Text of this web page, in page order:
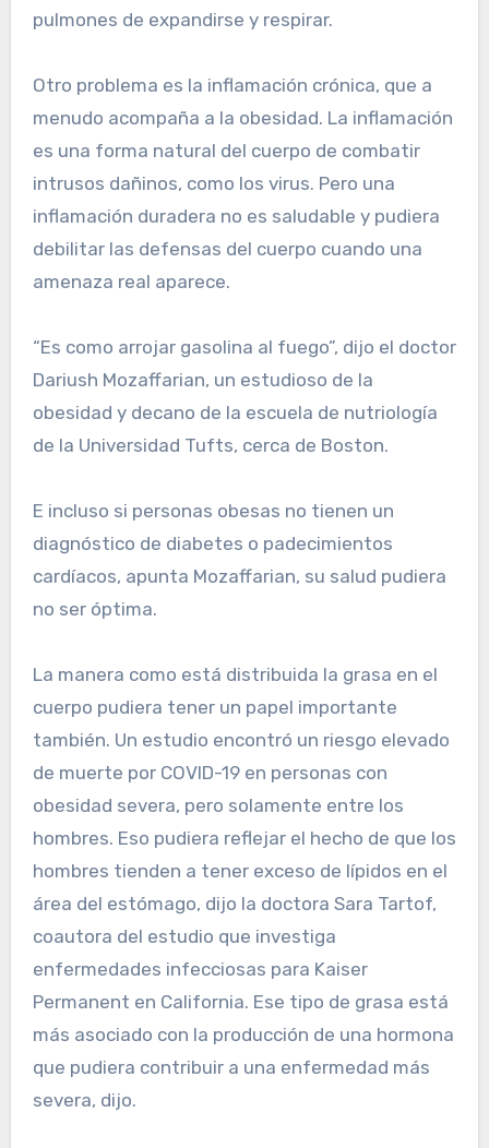
pulmones de expandirse y respirar.
Otro problema es la inflamación crónica, que a
menudo acompaña a la obesidad. La inflamación
es una forma natural del cuerpo de combatir
intrusos dañinos, como los virus. Pero una
inflamación duradera no es saludable y pudiera
debilitar las defensas del cuerpo cuando una
amenaza real aparece.
“Es como arrojar gasolina al fuego”, dijo el doctor
Dariush Mozaffarian, un estudioso de la
obesidad y decano de la escuela de nutriología
de la Universidad Tufts, cerca de Boston.
E incluso si personas obesas no tienen un
diagnóstico de diabetes o padecimientos
cardíacos, apunta Mozaffarian, su salud pudiera
no ser óptima.
La manera como está distribuida la grasa en el
cuerpo pudiera tener un papel importante
también. Un estudio encontró un riesgo elevado
de muerte por COVID-19 en personas con
obesidad severa, pero solamente entre los
hombres. Eso pudiera reflejar el hecho de que los
hombres tienden a tener exceso de lípidos en el
área del estómago, dijo la doctora Sara Tartof,
coautora del estudio que investiga
enfermedades infecciosas para Kaiser
Permanent en California. Ese tipo de grasa está
más asociado con la producción de una hormona
que pudiera contribuir a una enfermedad más
severa, dijo.